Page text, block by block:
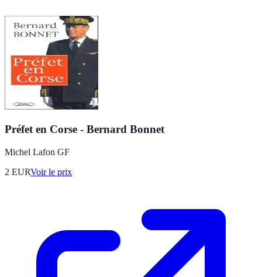
Préfet en Corse - Bernard Bonnet
Michel Lafon GF
2 EURVoir le prix